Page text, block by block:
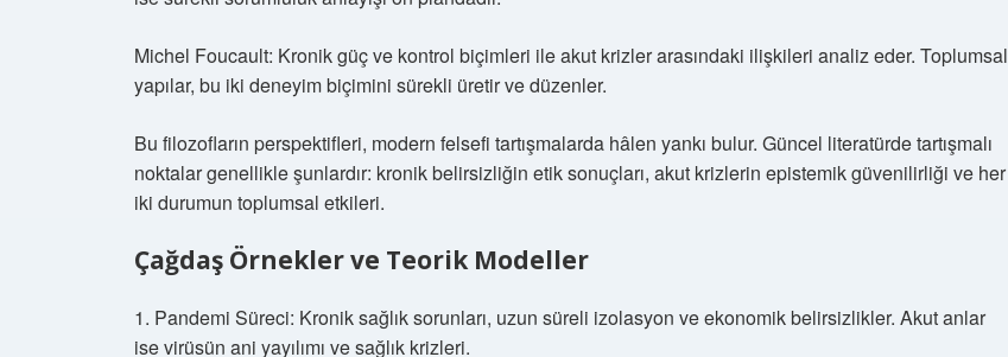
Michel Foucault: Kronik güç ve kontrol biçimleri ile akut krizler arasındaki ilişkileri analiz eder. Toplumsal
yapılar, bu iki deneyim biçimini sürekli üretir ve düzenler.
Bu filozofların perspektifleri, modern felsefi tartışmalarda hâlen yankı bulur. Güncel literatürde tartışmalı
noktalar genellikle şunlardır: kronik belirsizliğin etik sonuçları, akut krizlerin epistemik güvenilirliği ve her
iki durumun toplumsal etkileri.
Çağdaş Örnekler ve Teorik Modeller
1. Pandemi Süreci: Kronik sağlık sorunları, uzun süreli izolasyon ve ekonomik belirsizlikler. Akut anlar
ise virüsün ani yayılımı ve sağlık krizleri.